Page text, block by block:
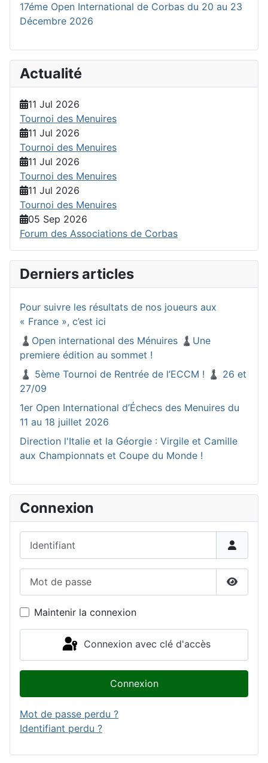
17éme Open International de Corbas du 20 au 23
Décembre 2026
Actualité
11 Jul 2026
Tournoi des Menuires
11 Jul 2026
Tournoi des Menuires
11 Jul 2026
Tournoi des Menuires
11 Jul 2026
Tournoi des Menuires
05 Sep 2026
Forum des Associations de Corbas
Derniers articles
Pour suivre les résultats de nos joueurs aux
« France », c’est ici
♟️Open international des Ménuires ♟️Une
premiere édition au sommet !
♟️ 5ème Tournoi de Rentrée de l’ECCM ! ♟️ 26 et
27/09
1er Open International d’Échecs des Menuires du
11 au 18 juillet 2026
Direction l'Italie et la Géorgie : Virgile et Camille
aux Championnats et Coupe du Monde !
Connexion
Maintenir la connexion
Connexion avec clé d'accès
Connexion
Mot de passe perdu ?
Identifiant perdu ?